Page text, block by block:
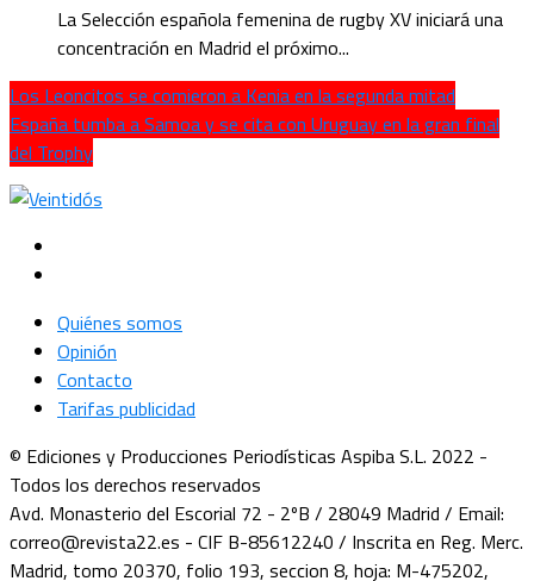
La Selección española femenina de rugby XV iniciará una
concentración en Madrid el próximo...
Los Leoncitos se comieron a Kenia en la segunda mitad
España tumba a Samoa y se cita con Uruguay en la gran final
del Trophy
Quiénes somos
Opinión
Contacto
Tarifas publicidad
© Ediciones y Producciones Periodísticas Aspiba S.L. 2022 -
Todos los derechos reservados
Avd. Monasterio del Escorial 72 - 2ºB / 28049 Madrid / Email:
correo@revista22.es - CIF B-85612240 / Inscrita en Reg. Merc.
Madrid, tomo 20370, folio 193, seccion 8, hoja: M-475202,